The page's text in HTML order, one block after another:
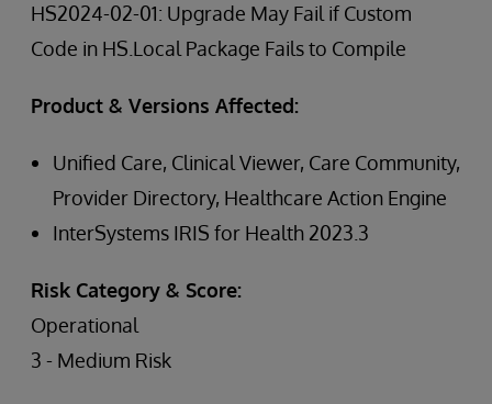
HS2024-02-01: Upgrade May Fail if Custom
Code in HS.Local Package Fails to Compile
Product & Versions Affected:
Unified Care, Clinical Viewer, Care Community,
Provider Directory, Healthcare Action Engine
InterSystems IRIS for Health 2023.3
Risk Category & Score:
Operational
3 - Medium Risk